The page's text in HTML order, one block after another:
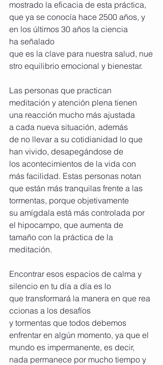
mostrado la eficacia de esta práctica,
que ya se conocía hace 2500 años, y
en los últimos 30 años la ciencia
ha señalado
que es la clave para nuestra salud, nue
stro equilibrio emocional y bienestar.
Las personas que practican
meditación y atención plena tienen
una reacción mucho más ajustada
a cada nueva situación, además
de no llevar a su cotidianidad lo que
han vivido, desapegándose de
los acontecimientos de la vida con
más facilidad. Estas personas notan
que están más tranquilas frente a las
tormentas, porque objetivamente
su amígdala está más controlada por
el hipocampo, que aumenta de
tamaño con la práctica de la
meditación.
Encontrar esos espacios de calma y
silencio en tu día a día es lo
que transformará la manera en que rea
ccionas a los desafíos
y tormentas que todos debemos
enfrentar en algún momento, ya que el
mundo es impermanente, es decir,
nada permanece por mucho tiempo y